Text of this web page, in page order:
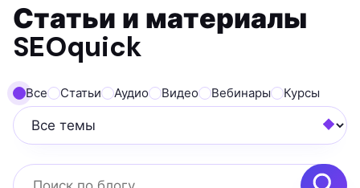
Статьи и материалы
SEOquick
Все Статьи Аудио Видео Вебинары Курсы
Все темы
Поиск по блогу